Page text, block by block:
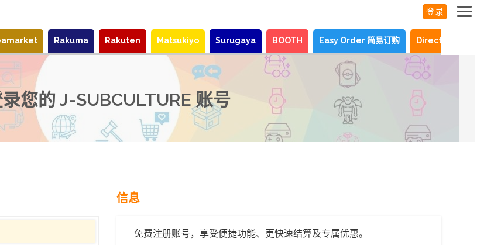
登录
Rakuma Rakuten Matsukiyo Surugaya BOOTH Easy Order 简易订购 Direct Shopping
您的 J-SUBCULTURE 账号
信息
免费注册账号，享受便捷功能、更快速结算及专属优惠。